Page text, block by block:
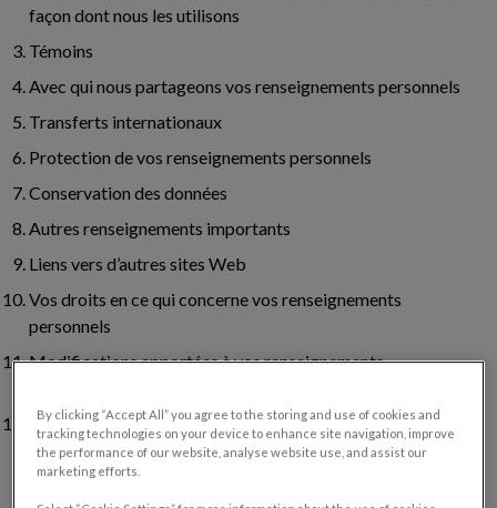
façon dont nous les utilisons
Témoins
Avec qui nous partageons vos renseignements personnels
Transferts internationaux
Protection de vos renseignements personnels
Conservation des données
Autres renseignements importants
Liens vers d’autres sites Web
Vos droits en ce qui concerne vos renseignements
personnels
Modifications apportées à vos renseignements
Coordonnées
By clicking “Accept All” you agree to the storing and use of cookies and
tracking technologies on your device to enhance site navigation, improve
the performance of our website, analyse website use, and assist our
marketing efforts.